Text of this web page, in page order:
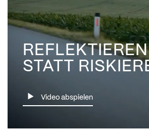
REFLEKTIEREN
STATT
Video abspielen